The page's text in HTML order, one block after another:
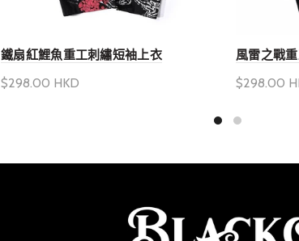
鐵扇紅鯉魚重工刺繡短袖上衣
$298.00 HKD
風雷之戰
$298.00